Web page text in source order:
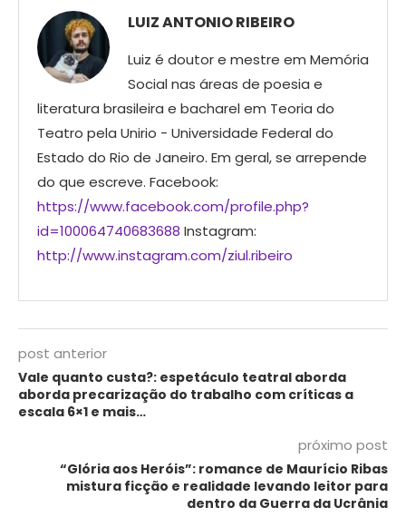
LUIZ ANTONIO RIBEIRO
Luiz é doutor e mestre em Memória
Social nas áreas de poesia e
literatura brasileira e bacharel em Teoria do
Teatro pela Unirio - Universidade Federal do
Estado do Rio de Janeiro. Em geral, se arrepende
do que escreve. Facebook:
https://www.facebook.com/profile.php?
id=100064740683688 Instagram:
http://www.instagram.com/ziul.ribeiro
post anterior
Vale quanto custa?: espetáculo teatral aborda
aborda precarização do trabalho com críticas a
escala 6×1 e mais…
próximo post
“Glória aos Heróis”: romance de Maurício Ribas
mistura ficção e realidade levando leitor para
dentro da Guerra da Ucrânia